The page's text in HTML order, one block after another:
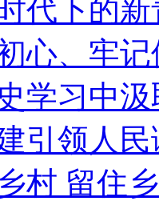
代下的新
心、牢
学习中
引领人
村 留住